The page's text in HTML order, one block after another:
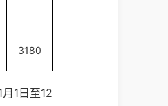
3180
1日至12